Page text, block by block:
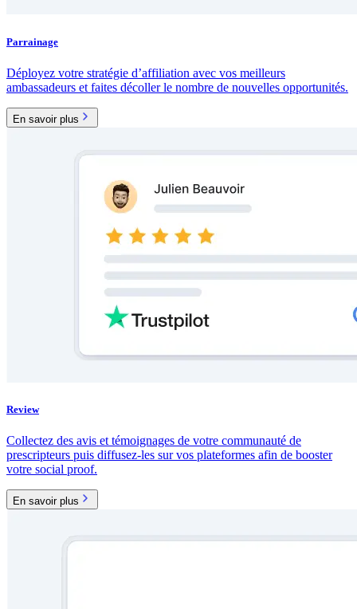
Parrainage
Déployez votre stratégie d’affiliation avec vos meilleurs
ambassadeurs et faites décoller le nombre de nouvelles opportunités.
En savoir plus
Review
Collectez des avis et témoignages de votre communauté de
prescripteurs puis diffusez-les sur vos plateformes afin de booster
votre social proof.
En savoir plus